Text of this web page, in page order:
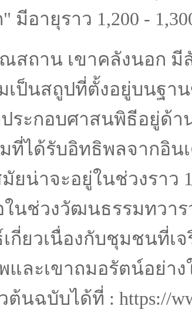
" มีอายุราว 1,200 -
สถาน เขาคลังนอก มี
เป็นสถูปที่ตั้งอยู่บนฐา
ระกอบศาสนพิธีอยู่ด้า
ที่ได้รับอิทธิพลจากอิน
ยน่าจะอยู่ในช่วงราว
นช่วงวัฒนธรรมทวาร
กี่ยวเนื่องกับชุมชนที่เ
และเขาถมอรัตน์อย่า
นฉบับได้ที่ : https://